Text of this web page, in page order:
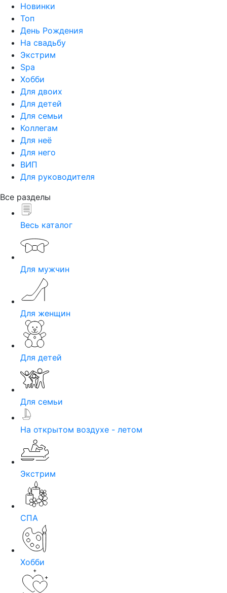
Новинки
Топ
День Рождения
На свадьбу
Экстрим
Spa
Хобби
Для двоих
Для детей
Для семьи
Коллегам
Для неё
Для него
ВИП
Для руководителя
Все разделы
Весь каталог
Для мужчин
Для женщин
Для детей
Для семьи
На открытом воздухе - летом
Экстрим
СПА
Хобби